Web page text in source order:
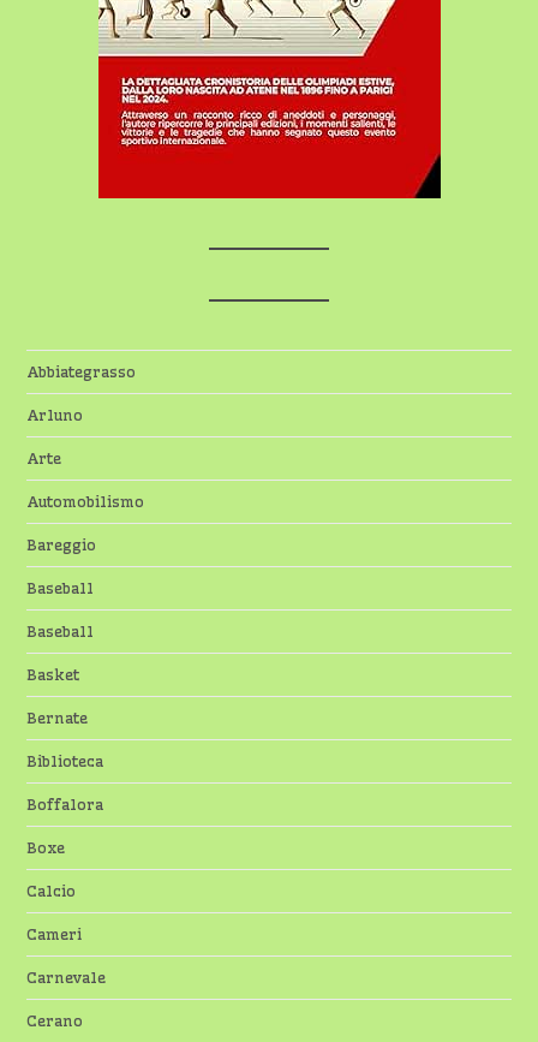
Abbiategrasso
Arluno
Arte
Automobilismo
Bareggio
Baseball
Baseball
Basket
Bernate
Biblioteca
Boffalora
Boxe
Calcio
Cameri
Carnevale
Cerano